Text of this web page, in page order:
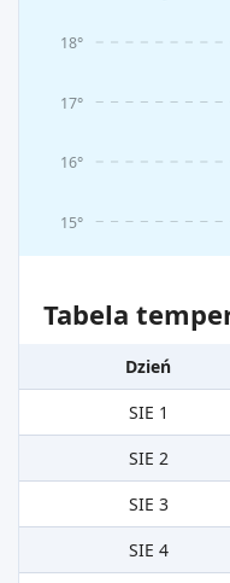
15°
16°
17°
18°
Tabela
Dzień
SIE 1
SIE 2
SIE 3
SIE 4